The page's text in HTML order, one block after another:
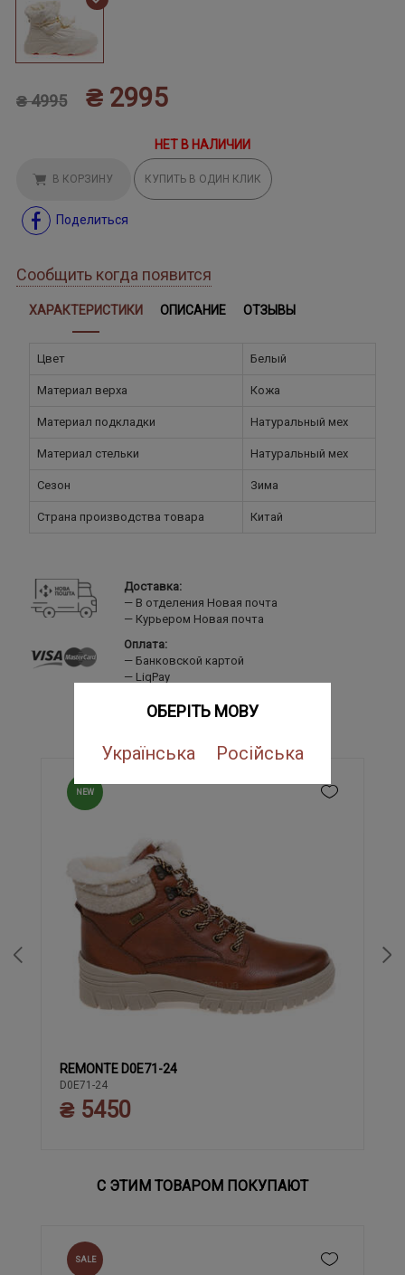
ОБЕРІТЬ МОВУ
Українська Російська
₴ 4995 ₴ 2995
НЕТ В НАЛИЧИИ
В КОРЗИНУ КУПИТЬ В ОДИН КЛИК
Поделиться
Сообщить когда появится
ХАРАКТЕРИСТИКИ ОПИСАНИЕ ОТЗЫВЫ
Цвет Белый
Материал верха Кожа
Материал подкладки Натуральный мех
Материал стельки Натуральный мех
Сезон Зима
Страна производства товара Китай
Доставка:
В отделения Новая почта
Курьером Новая почта
Оплата:
Банковской картой
LiqPay
ПОХОЖИЕ ТОВАРЫ
NEW
36 37 38 39
REMONTE D0E71-24
D0E71-24
₴ 5450
С ЭТИМ ТОВАРОМ ПОКУПАЮТ
SALE